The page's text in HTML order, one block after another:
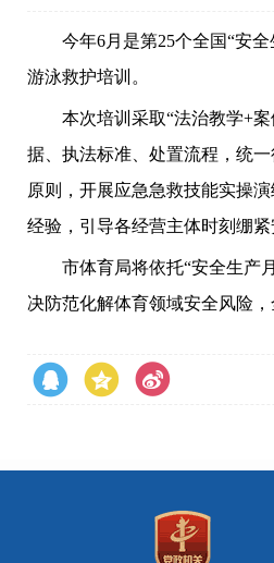
今年6月是第25个全国“安全
游泳救护培训。
本次培训采取“法治教学+案
据、执法标准、处置流程，统
原则，开展应急急救技能实操
经验，引导各经营主体时刻绷
市体育局将依托“安全生产月
决防范化解体育领域安全风险